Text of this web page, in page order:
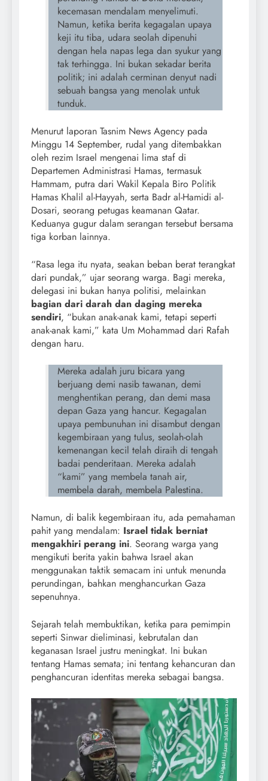
kecemasan mendalam menyelimuti.
Namun, ketika berita kegagalan upaya
keji itu tiba, udara seolah dipenuhi
dengan hela napas lega dan syukur yang
tak terhingga. Ini bukan sekadar berita
politik; ini adalah cerminan denyut nadi
sebuah bangsa yang menolak untuk
tunduk.
Menurut laporan Tasnim News Agency pada
Minggu 14 September, rudal yang ditembakkan
oleh rezim Israel mengenai lima staf di
Departemen Administrasi Hamas, termasuk
Hammam, putra dari Wakil Kepala Biro Politik
Hamas Khalil al-Hayyah, serta Badr al-Hamidi al-
Dosari, seorang petugas keamanan Qatar.
Keduanya gugur dalam serangan tersebut bersama
tiga korban lainnya.
“Rasa lega itu nyata, seakan beban berat terangkat
dari pundak,” ujar seorang warga. Bagi mereka,
delegasi ini bukan hanya politisi, melainkan
bagian dari darah dan daging mereka
sendiri, “bukan anak-anak kami, tetapi seperti
anak-anak kami,” kata Um Mohammad dari Rafah
dengan haru.
Mereka adalah juru bicara yang
berjuang demi nasib tawanan, demi
menghentikan perang, dan demi masa
depan Gaza yang hancur. Kegagalan
upaya pembunuhan ini disambut dengan
kegembiraan yang tulus, seolah-olah
kemenangan kecil telah diraih di tengah
badai penderitaan. Mereka adalah
“kami” yang membela tanah air,
membela darah, membela Palestina.
Namun, di balik kegembiraan itu, ada pemahaman
pahit yang mendalam: Israel tidak berniat
mengakhiri perang ini. Seorang warga yang
mengikuti berita yakin bahwa Israel akan
menggunakan taktik semacam ini untuk menunda
perundingan, bahkan menghancurkan Gaza
sepenuhnya.
Sejarah telah membuktikan, ketika para pemimpin
seperti Sinwar dieliminasi, kebrutalan dan
keganasan Israel justru meningkat. Ini bukan
tentang Hamas semata; ini tentang kehancuran dan
penghancuran identitas mereka sebagai bangsa.